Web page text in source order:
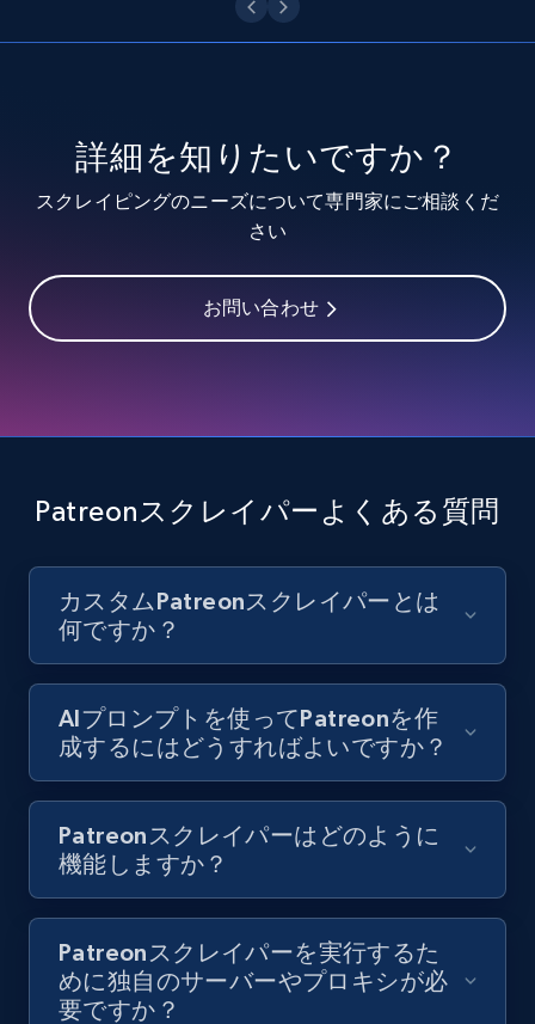
Video length, Likes, Views, and more.
Youtube - Videos posts - Discover videos by
無料トライアル
Youtube - Videos posts - Search videos by
keyword and then apply relevant video
filters
URL, Title, Youtuber, Youtuber md5, Video url,
Video length, Likes, Views, and more.
8.1K+ 716+ 無料トライアル
Youtube - Videos posts - Collect YouTube
posts by hashtags
URL, Title, Youtuber, Youtuber md5, Video url,
Video length, Likes, Views, and more.
詳細を知りたいですか？
スクレイピングのニーズについて専門家にご相談くだ
さい
お問い合わせ
Patreonスクレイパーよくある質問
カスタムPatreonスクレイパーとは
何ですか？
AIプロンプトを使ってPatreonを作
成するにはどうすればよいですか？
Patreonスクレイパーはどのように
機能しますか？
Patreonスクレイパーを実行するた
めに独自のサーバーやプロキシが必
要ですか？